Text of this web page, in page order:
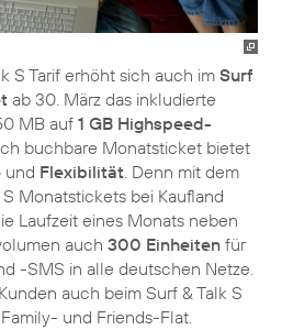
S Tarif erhöht sich auch im Surf
ab 30. März das inkludierte
MB auf1 GB Highspeed-
buchbare Monatsticket bietet
und Flexibilität. Denn mit dem
Monatstickets bei Kaufland
Laufzeit eines Monats neben
auch 300 Einheiten für
-SMS in alle deutschen Netze.
auch beim Surf & Talk S
und Friends-Flat.